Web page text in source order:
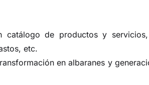
catálogo de productos y
etc.
en albaranes y